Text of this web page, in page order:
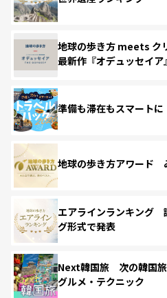
地球の歩き方 meets ク
最新作『オデュッセイア』
準備も滞在もスマート
地球の歩き方アワード
エアラインランキング
グ形式で発表
Next韓国旅 次の韓国旅
グルメ・テクニック